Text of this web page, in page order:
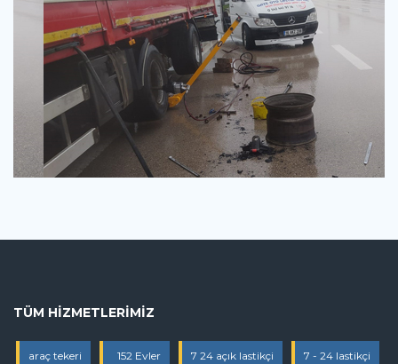
TÜM HIZMETLERIMIZ
araç tekeri 152 Evler 7 24 açık lastikçi 7 - 24 lastikçi